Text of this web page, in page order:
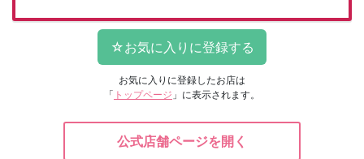
お気に入りに登録したお店は
「 トップページ 」に表示されます。
公式店舗ページを開く